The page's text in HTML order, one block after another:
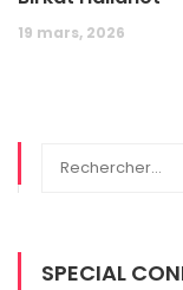
19 mars, 2026
SPECIAL